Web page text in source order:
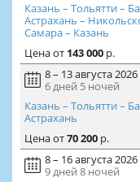
Казань – Тольятти –
Астрахань –
Самара – Казань
Ценаот 143 000р.
8 – 13 августа 2026
6 дней 5 ночей
Казань – Тольятти –
Астрахань
Ценаот70 200р.
8 – 16 августа 2026
9 дней 8 ночей